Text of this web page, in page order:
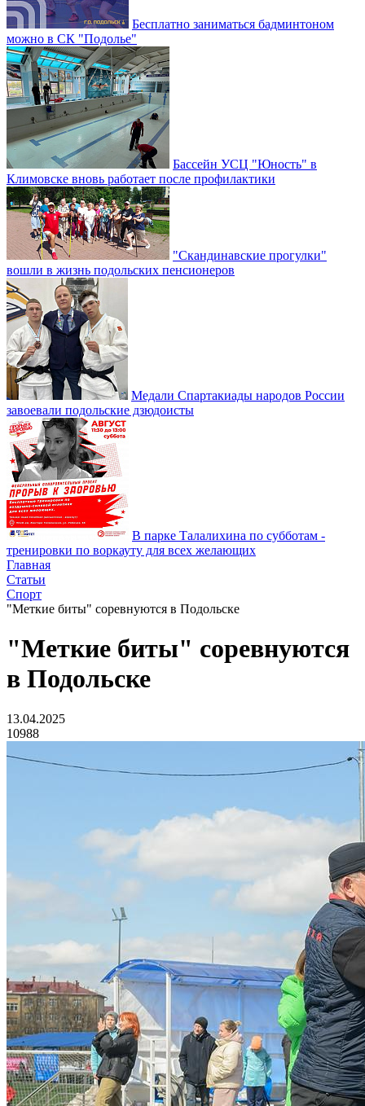
Бесплатно заниматься бадминтоном
можно в СК "Подолье"
Бассейн УСЦ "Юность" в
Климовске вновь работает после профилактики
"Скандинавские прогулки"
вошли в жизнь подольских пенсионеров
Медали Спартакиады народов России
завоевали подольские дзюдоисты
В парке Талалихина по субботам -
тренировки по воркауту для всех желающих
Главная
Статьи
Спорт
"Меткие биты" соревнуются в Подольске
"Меткие биты" соревнуются
в Подольске
13.04.2025
10988